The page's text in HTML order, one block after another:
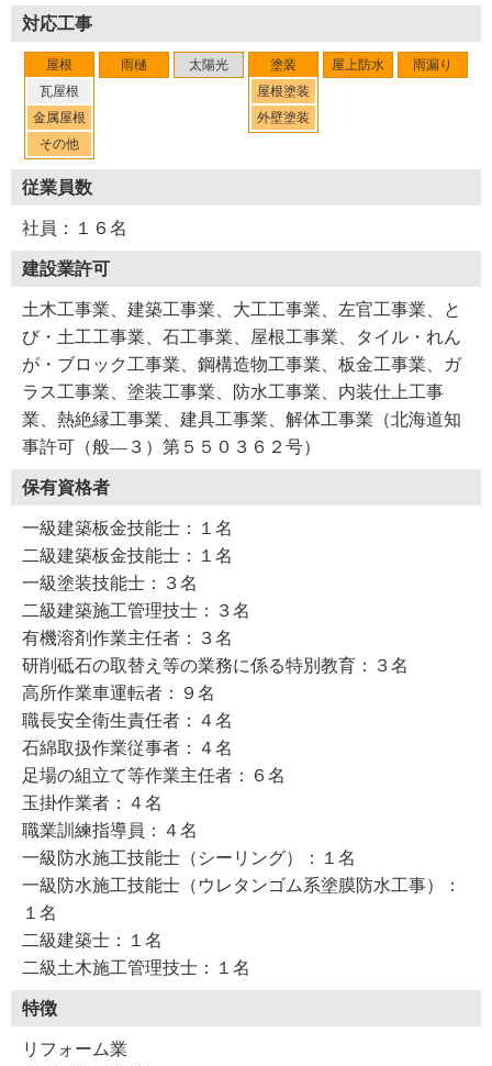
対応工事
屋根
瓦屋根
金属屋根
その他
雨樋 太陽光
塗装
屋根塗装
外壁塗装
屋上防水 雨漏り
従業員数
社員：１６名
建設業許可
土木工事業、建築工事業、大工工事業、左官工事業、と
び・土工工事業、石工事業、屋根工事業、タイル・れん
が・ブロック工事業、鋼構造物工事業、板金工事業、ガ
ラス工事業、塗装工事業、防水工事業、内装仕上工事
業、熱絶縁工事業、建具工事業、解体工事業（北海道知
事許可（般―３）第５５０３６２号）
保有資格者
一級建築板金技能士：１名
二級建築板金技能士：１名
一級塗装技能士：３名
二級建築施工管理技士：３名
有機溶剤作業主任者：３名
研削砥石の取替え等の業務に係る特別教育：３名
高所作業車運転者：９名
職長安全衛生責任者：４名
石綿取扱作業従事者：４名
足場の組立て等作業主任者：６名
玉掛作業者：４名
職業訓練指導員：４名
一級防水施工技能士（シーリング）：１名
一級防水施工技能士（ウレタンゴム系塗膜防水工事）：
１名
二級建築士：１名
二級土木施工管理技士：１名
特徴
リフォーム業